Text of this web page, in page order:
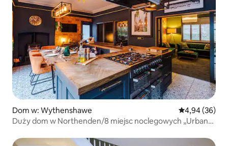
Dom w: Wythenshawe Średnia
4,94 (36)
Duży dom w Northenden/8 miejsc noclegowych „Urban